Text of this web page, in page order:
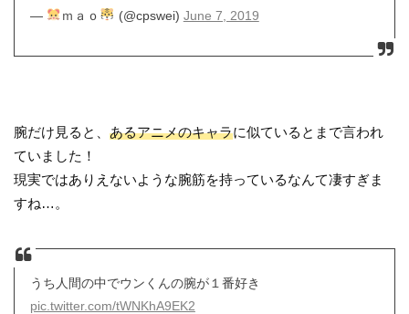
— ｍａｏ (@cpswei) June 7, 2019
腕だけ見ると、あるアニメのキャラに似ているとまで言われ
ていました！
現実ではありえないような腕筋を持っているなんて凄すぎま
すね…。
うち人間の中でウンくんの腕が１番好き
pic.twitter.com/tWNKhA9EK2